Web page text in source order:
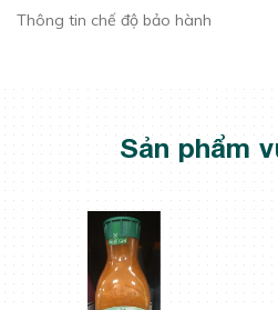
Thông tin chế độ bảo hành
Sản phẩm